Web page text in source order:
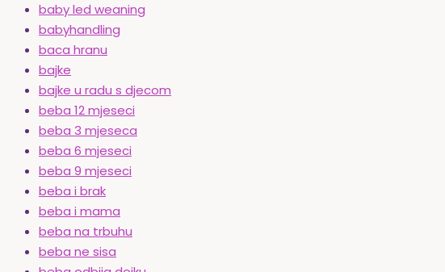
baby led weaning
babyhandling
baca hranu
bajke
bajke u radu s djecom
beba 12 mjeseci
beba 3 mjeseca
beba 6 mjeseci
beba 9 mjeseci
beba i brak
beba i mama
beba na trbuhu
beba ne sisa